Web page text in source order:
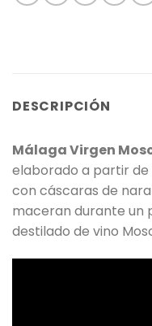
DESCRIPCIÓN
Málaga Virgen
elaborado a partir
con cáscaras de
maceran durante un
destilado de vino